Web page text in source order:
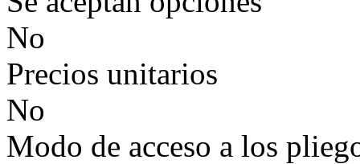
No
Precios unitarios
No
Modo de acceso a los